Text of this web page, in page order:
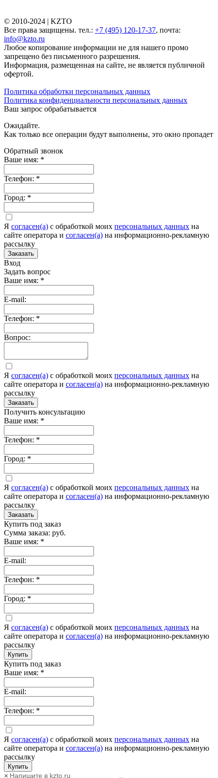
© 2010-2024 | KZTO
Все права защищены. тел.: +7 (495) 120-17-37, почта:
info@kzto.ru
Любое копирование информации не для нашего промо
запрещено без письменного разрешения.
Информация, размещенная на сайте, не является публичной
офертой.
Политика обработки персональных данных
Политика конфиденциальности персональных данных
Ваш запрос обрабатывается
Ожидайте.
Как только все операции будут выполнены, это окно пропадет
Обратный звонок
Ваше имя: *
Телефон: *
Город: *
Я согласен(а) c обработкой моих персональных данных на
сайте оператора и согласен(а) на информационно-рекламную
рассылку
Заказать
Вход
Задать вопрос
Ваше имя: *
E-mail:
Телефон: *
Вопрос:
Я согласен(а) c обработкой моих персональных данных на
сайте оператора и согласен(а) на информационно-рекламную
рассылку
Заказать
Получить консультацию
Ваше имя: *
Телефон: *
Город: *
Я согласен(а) c обработкой моих персональных данных на
сайте оператора и согласен(а) на информационно-рекламную
рассылку
Заказать
Купить под заказ
Сумма заказа: руб.
Ваше имя: *
E-mail:
Телефон: *
Город: *
Я согласен(а) c обработкой моих персональных данных на
сайте оператора и согласен(а) на информационно-рекламную
рассылку
Купить
Купить под заказ
Ваше имя: *
E-mail:
Телефон: *
Я согласен(а) c обработкой моих персональных данных на
сайте оператора и согласен(а) на информационно-рекламную
рассылку
Купить
Напишите в kzto.ru
×